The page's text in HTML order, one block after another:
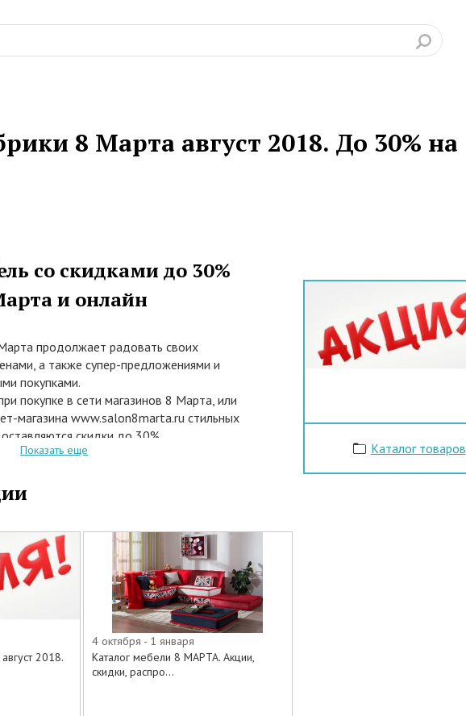
8 Марта август 2018. До 30% на
Каталог товаров
со скидками до 30%
и онлайн
продолжает радовать своих
а также супер-предложениями и
покупками.
покупке в сети магазинов 8 Марта, или
магазина www.salon8marta.ru стильных
скидки до 30%.
фабрики:
или заказывайте из специального
сайте 8 Марта все то, о чем так
минимальным ценам.
Показать еще
2018.
4 октября - 1 января
Каталог мебели 8 МАРТА. Акции,
скидки, распро...